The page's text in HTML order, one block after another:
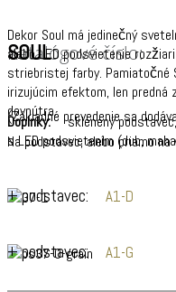
Katalógové číslo:
SOUL
Dekor Soul má jedinečný
alebo LED podsvietenie
striebristej farby. Pamiatočné
irizujúcim efektom, len
dovnútra.
(Základné prevedenie sa
Doplnky:
sklenený
s LED podsvietením (dub,
Na podstavec, alebo priamo
+ podstavec: A1-D
+ podstavec: A1-G